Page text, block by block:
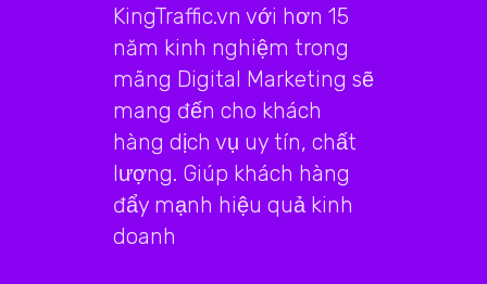
KingTraffic.vn với hơn 15
năm kinh nghiệm trong
mãng Digital Marketing sẽ
mang đến cho khách
hàng dịch vụ uy tín, chất
lượng. Giúp khách hàng
đẩy mạnh hiệu quả kinh
doanh